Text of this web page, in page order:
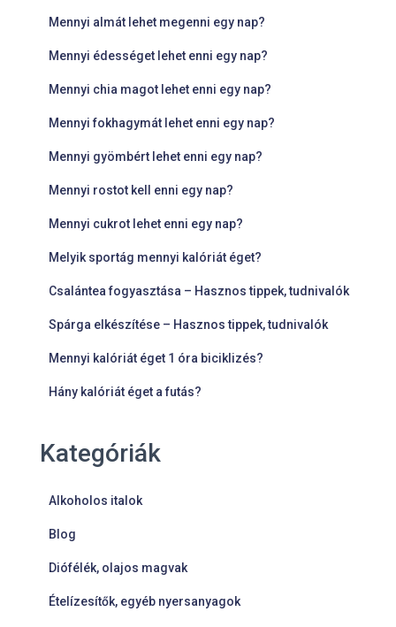
Mennyi almát lehet megenni egy nap?
Mennyi édességet lehet enni egy nap?
Mennyi chia magot lehet enni egy nap?
Mennyi fokhagymát lehet enni egy nap?
Mennyi gyömbért lehet enni egy nap?
Mennyi rostot kell enni egy nap?
Mennyi cukrot lehet enni egy nap?
Melyik sportág mennyi kalóriát éget?
Csalántea fogyasztása – Hasznos tippek, tudnivalók
Spárga elkészítése – Hasznos tippek, tudnivalók
Mennyi kalóriát éget 1 óra biciklizés?
Hány kalóriát éget a futás?
Kategóriák
Alkoholos italok
Blog
Diófélék, olajos magvak
Ételízesítők, egyéb nyersanyagok